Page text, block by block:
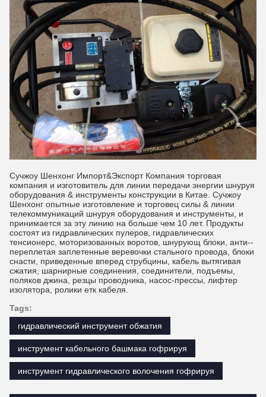
Сучжоу Шенхонг Импорт&Экспорт Компания торговая
компания и изготовитель для линии передачи энергии шнуруя
оборудования & инструменты конструкции в Китае. Сучжоу
Шенхонг опытные изготовление и торговец силы & линии
телекоммуникаций шнуруя оборудования и инструменты, и
принимается за эту линию на больше чем 10 лет. Продукты
состоят из гидравлических пулеров, гидравлических
тенсионерс, моторизованных воротов, шнурующ блоки, анти--
переплетая заплетенные веревочки стального провода, блоки
снасти, приведенные вперед струбцины, кабель вытягивая
сжатия, шарнирные соединения, соединители, подъемы,
поляков джина, резцы проводника, насос-прессы, лифтер
изолятора, ролики етк кабеля.
Tags:
гидравлический инструмент обжатия
инструмент кабельного башмака гофрируя
инструмент гидравлического волочения гофрируя